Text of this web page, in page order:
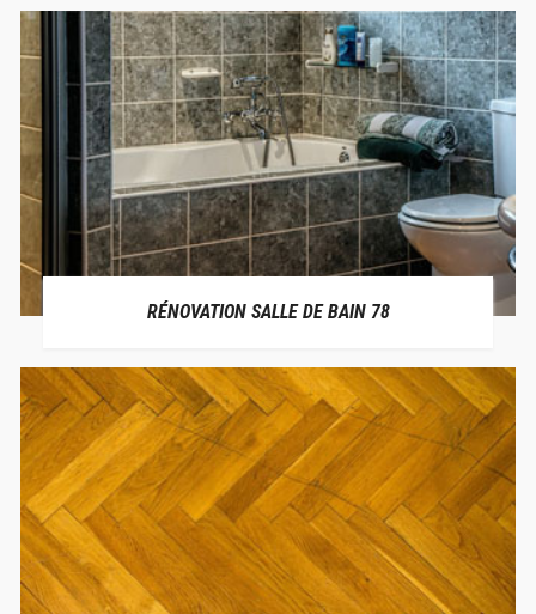
RÉNOVATION SALLE DE BAIN 78